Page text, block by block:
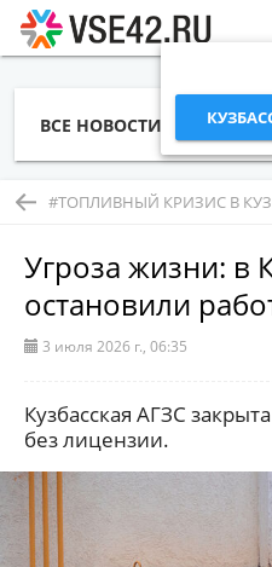
ВСЕ НОВОСТИ СТАТЬИ
Угроза жизни: в
остановили
3 июля 2026 г., 06:35
Кузбасская АГЗС
без лицензии.